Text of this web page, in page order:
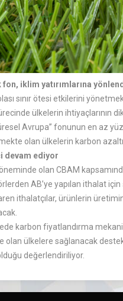
iklim yatırımlarına
sınır ötesi etkilerini
ülkelerin ihtiyaçlarının
Avrupa” fonunun en az
olan ülkelerin karbon
devam ediyor
olan CBAM
AB’ye yapılan ithalat
ithalatçılar, ürünlerin
karbon fiyatlandırma
olan ülkelere sağlanacak
değerlendiriliyor.